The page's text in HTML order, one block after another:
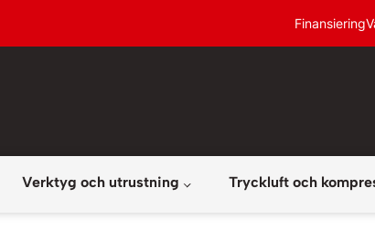
Finansiering
Verktyg och utrustning Tryckluft och